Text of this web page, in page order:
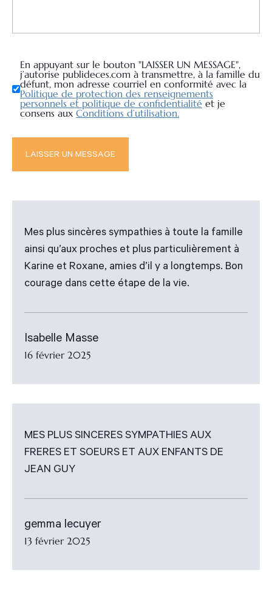
En appuyant sur le bouton "LAISSER UN MESSAGE",
j’autorise publideces.com à transmettre, à la famille du
défunt, mon adresse courriel en conformité avec la
Politique de protection des renseignements
personnels et politique de confidentialité et je
consens aux Conditions d’utilisation.
Mes plus sincères sympathies à toute la famille
ainsi qu’aux proches et plus particulièrement à
Karine et Roxane, amies d’il y a longtemps. Bon
courage dans cette étape de la vie.
Isabelle Masse
16 février 2025
MES PLUS SINCERES SYMPATHIES AUX
FRERES ET SOEURS ET AUX ENFANTS DE
JEAN GUY
gemma lecuyer
13 février 2025